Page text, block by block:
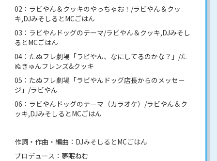
02：ラビやん＆クッキのやっちゃお！/ラビやん＆クッ
キ,DJみそしるとMCごはん
03：ラビやんドッグのテーマ/ラビやん＆クッキ,DJみそし
るとMCごはん
04：たぬフレ劇場「ラビやん、なにしてるのかな？」/た
ぬきゅんフレンズ&クッキ
05：たぬフレ劇場「ラビやんドッグ店長からのメッセー
ジ」/ラビやん
06：ラビやんドッグのテーマ（カラオケ）/ラビやん＆ク
ッキ,DJみそしるとMCごはん
作詞・作曲・編曲：DJみそしるとMCごはん
プロデュース：夢眠ねむ